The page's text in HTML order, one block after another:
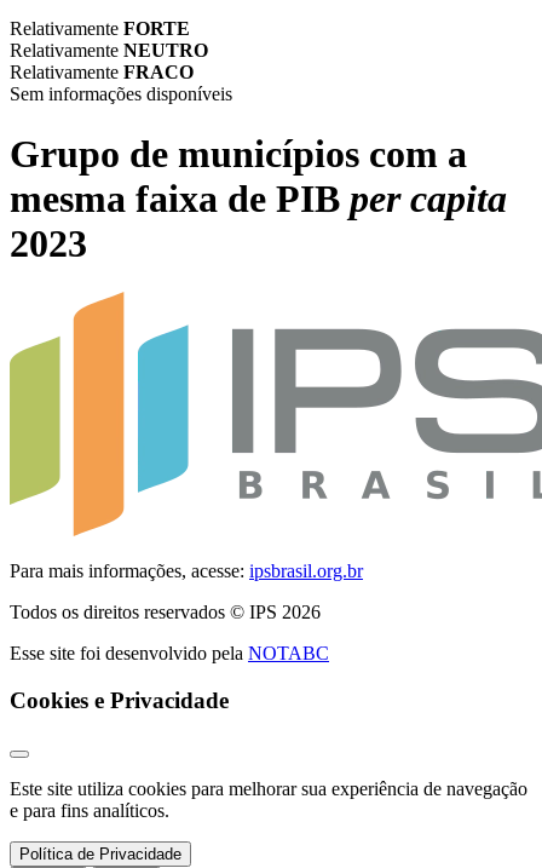
Relativamente FORTE
Relativamente NEUTRO
Relativamente FRACO
Sem informações disponíveis
Grupo de municípios com a
mesma faixa de PIB per capita
2023
Para mais informações, acesse: ipsbrasil.org.br
Todos os direitos reservados © IPS 2026
Esse site foi desenvolvido pela NOTABC
Cookies e Privacidade
Este site utiliza cookies para melhorar sua experiência de navegação
e para fins analíticos.
Política de Privacidade